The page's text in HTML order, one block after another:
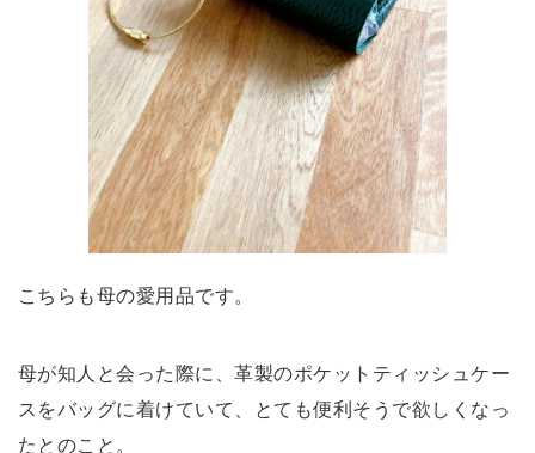
こちらも母の愛用品です。
母が知人と会った際に、革製のポケットティッシュケー
スをバッグに着けていて、とても便利そうで欲しくなっ
たとのこと。